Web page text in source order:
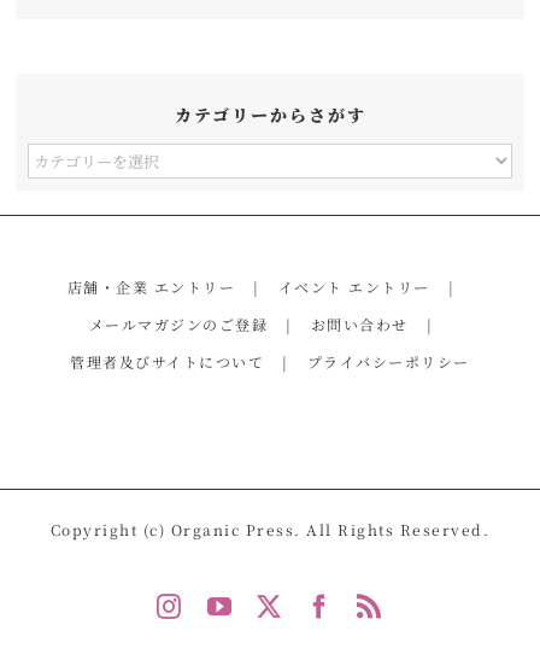
カテゴリーからさがす
カ
す
店舗・企業 エントリー
イベント エントリー
メールマガジンのご登録
お問い合わせ
管理者及びサイトについて
プライバシーポリシー
Copyright (c) Organic Press. All Rights Reserved.
InstagramYouTube Facebook